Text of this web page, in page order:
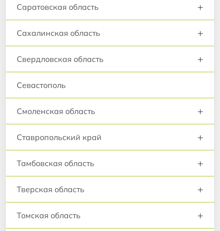
Саратовская область +
Сахалинская область +
Свердловская область +
Севастополь
Смоленская область +
Ставропольский край +
Тамбовская область +
Тверская область +
Томская область +